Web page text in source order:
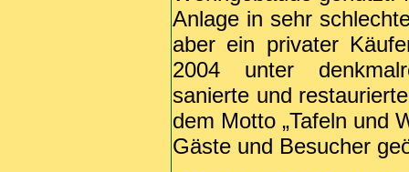
Anlage in sehr
aber ein privater
2004 unter
sanierte und
dem Motto „Tafeln und
Gäste und Besucher